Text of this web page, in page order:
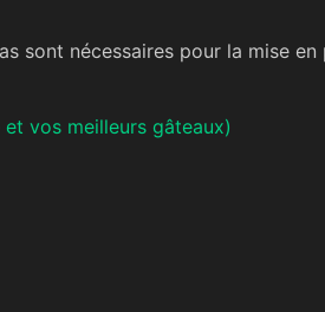
sont nécessaires pour la mise en
vos meilleurs gâteaux)